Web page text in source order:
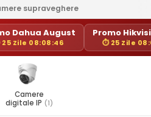
supraveghere
Dahua August
Zile 08:08:46
Promo
⏱ 25 Zile
Camere
digitale IP (1)